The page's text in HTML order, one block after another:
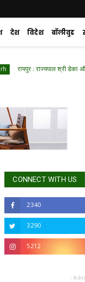
देश विदेश बॉलीवुड
: राज्यपाल श्री डेका और मुख्यमंत्री
CONNECT WITH US
2340
3290
5212
-